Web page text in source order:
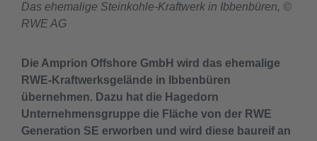
Das ehemalige Steinkohle-Kraftwerk in Ibbenbüren, ©
RWE AG
Die Amprion Offshore GmbH wird das ehemalige
RWE-Kraftwerksgelände in Ibbenbüren
übernehmen. Dazu hat die Hagedorn
Unternehmensgruppe die Fläche von der RWE
Generation SE erworben und wird diese baureif an